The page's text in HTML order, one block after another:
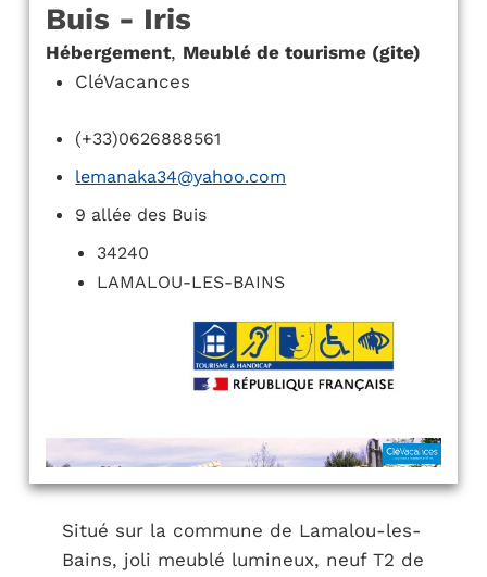
Buis - Iris
Hébergement, Meublé de tourisme (gite)
CléVacances
(+33)0626888561
lemanaka34@yahoo.com
9 allée des Buis
34240
LAMALOU-LES-BAINS
Situé sur la commune de Lamalou-les-
Bains, joli meublé lumineux, neuf T2 de